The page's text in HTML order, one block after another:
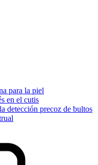
para la piel
en el cutis
detección precoz de bultos